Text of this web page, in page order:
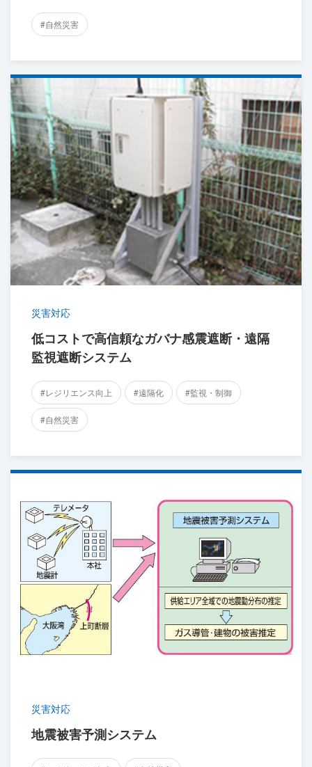
#自然災害
災害対応
低コストで高信頼なガバナ感震遮断・遠隔
監視遮断システム
#レジリエンス向上 #遠隔化 #監視・制御
#自然災害
災害対応
地震被害予測システム